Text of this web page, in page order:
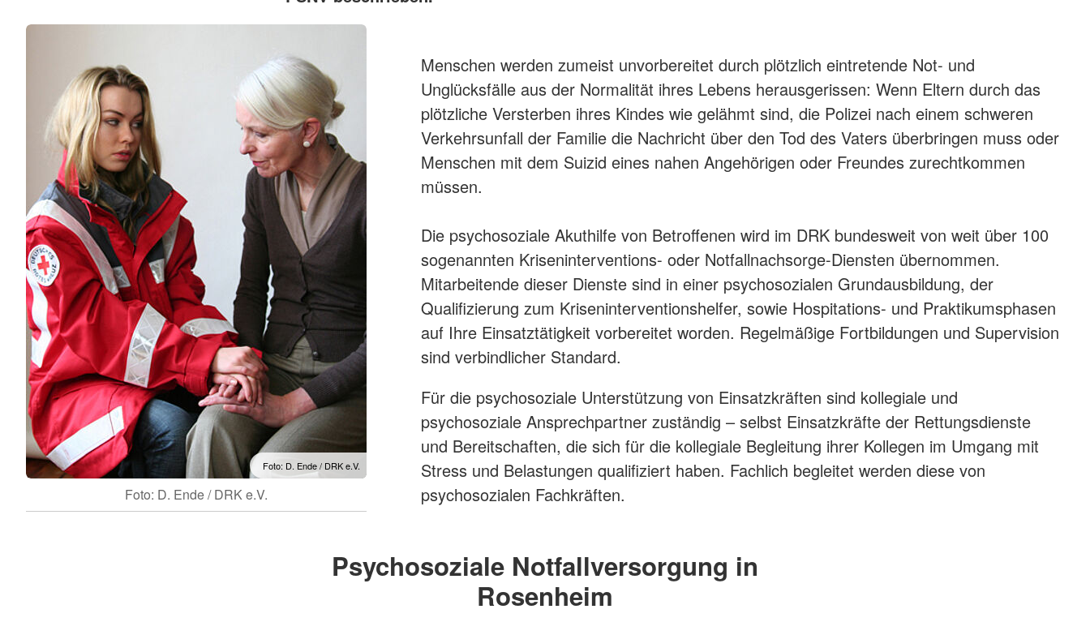
Foto: D. Ende / DRK e.V.
Foto: D. Ende / DRK e.V.
Menschen werden zumeist unvorbereitet durch plötzlich eintretende Not- und
Unglücksfälle aus der Normalität ihres Lebens herausgerissen: Wenn Eltern durch das
plötzliche Versterben ihres Kindes wie gelähmt sind, die Polizei nach einem schweren
Verkehrsunfall der Familie die Nachricht über den Tod des Vaters überbringen muss oder
Menschen mit dem Suizid eines nahen Angehörigen oder Freundes zurechtkommen
müssen.
Die psychosoziale Akuthilfe von Betroffenen wird im DRK bundesweit von weit über 100
sogenannten Kriseninterventions- oder Notfallnachsorge-Diensten übernommen.
Mitarbeitende dieser Dienste sind in einer psychosozialen Grundausbildung, der
Qualifizierung zum Kriseninterventionshelfer, sowie Hospitations- und Praktikumsphasen
auf Ihre Einsatztätigkeit vorbereitet worden. Regelmäßige Fortbildungen und Supervision
sind verbindlicher Standard.
Für die psychosoziale Unterstützung von Einsatzkräften sind kollegiale und
psychosoziale Ansprechpartner zuständig – selbst Einsatzkräfte der Rettungsdienste
und Bereitschaften, die sich für die kollegiale Begleitung ihrer Kollegen im Umgang mit
Stress und Belastungen qualifiziert haben. Fachlich begleitet werden diese von
psychosozialen Fachkräften.
Psychosoziale Notfallversorgung in
Rosenheim